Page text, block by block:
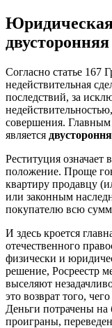
Юридическая
Согласно статье 167
недействительная
последствий, за
совершения. Главным
является
Реституция означает
положение. Проще
квартиру продавцу
или законным
покупателю всю
И здесь кроется
отечественного
физически и
решение, Росреестр
выселяют
это возврат того,
Деньги потрачены на
проиграны,